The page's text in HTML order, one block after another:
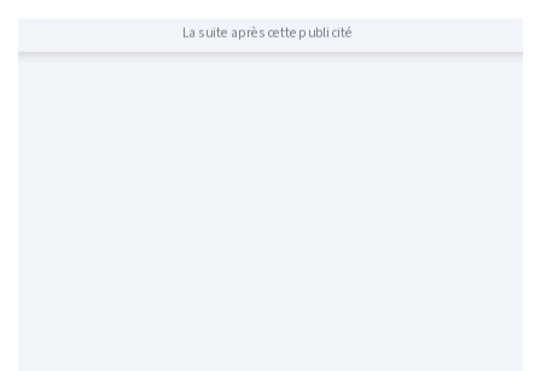
La suite après cette publicité